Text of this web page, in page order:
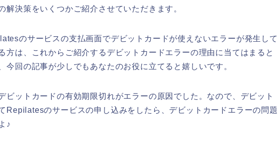
解決策をいくつかご紹介させていただきます。
のサービスの支払画面でデビットカードが使えないエラーが発生して
方は、これからご紹介するデビットカードエラーの理由に当てはまると
今回の記事が少しでもあなたのお役に立てると嬉しいです。
ビットカードの有効期限切れがエラーの原因でした。なので、デビット
Repilatesのサービスの申し込みをしたら、デビットカードエラーの問題
♪